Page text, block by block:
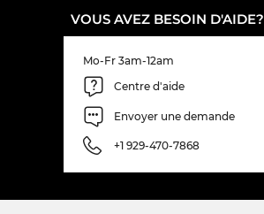
VOUS AVEZ BESOIN D'AIDE?
Mo-Fr 3am-12am
Centre d'aide
Envoyer une demande
+1 929-470-7868